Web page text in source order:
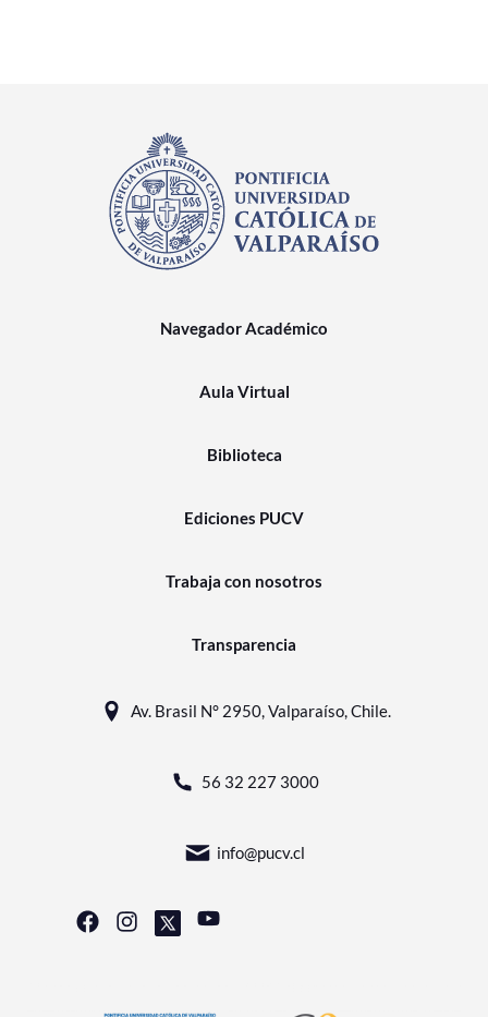
Navegador Académico
Aula Virtual
Biblioteca
Ediciones PUCV
Trabaja con nosotros
Transparencia
Av. Brasil N° 2950, Valparaíso, Chile.
56 32 227 3000
info@pucv.cl